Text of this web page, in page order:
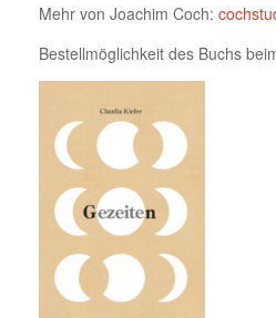
Mehr von Joachim Coch:
Bestellmöglichkeit des Buchs